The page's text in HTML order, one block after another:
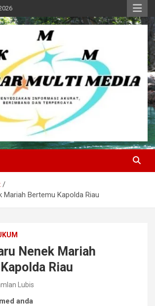
Media
Mariah Bertemu Kapolda Riau
Nenek Mariah
Riau
Lubis
anda